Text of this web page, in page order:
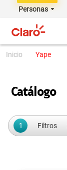
Personas
yape
Catálogo
1 Filtros